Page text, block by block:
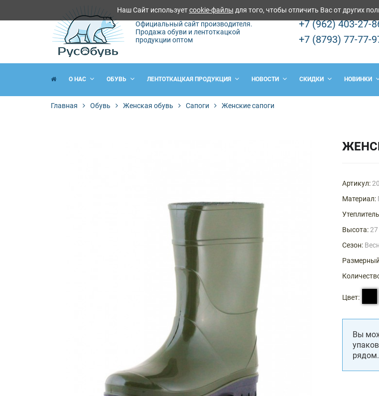
Официальный сайт производителя.
Продажа обуви и лентоткацкой
продукции оптом
+7 (962) 403-27-
+7 (8793) 77-77-
О НАС ОБУВЬ ЛЕНТОТКАЦКАЯ ПРОДУКЦИЯ НОВОСТИ СКИДКИ НОВИНКИ
Главная Обувь Женская обувь Сапоги Женские сапоги
Артикул:
Материал:
Высота:
Сезон:
Цвет:
Вы
рядом.
Наш Сайт используетcookie-файлы для того, чтобы отличить Вас от других